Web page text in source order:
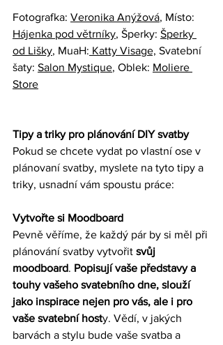
Fotografka: Veronika Anýžová, Místo:
Hájenka pod větrníky, Šperky: Šperky
od Lišky, MuaH: Katty Visage, Svatební
šaty: Salon Mystique, Oblek: Moliere
Store
Tipy a triky pro plánování DIY svatby
Pokud se chcete vydat po vlastní ose v
plánovaní svatby, myslete na tyto tipy a
triky, usnadní vám spoustu práce:
Vytvořte si Moodboard
Pevně věříme, že každý pár by si měl při
plánování svatby vytvořit svůj
moodboard. Popisují vaše představy a
touhy vašeho svatebního dne, slouží
jako inspirace nejen pro vás, ale i pro
vaše svatební hosty. Vědí, v jakých
barvách a stylu bude vaše svatba a